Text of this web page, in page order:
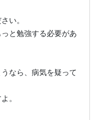
い。
と勉強する必要があ
なら、病気を疑って
。